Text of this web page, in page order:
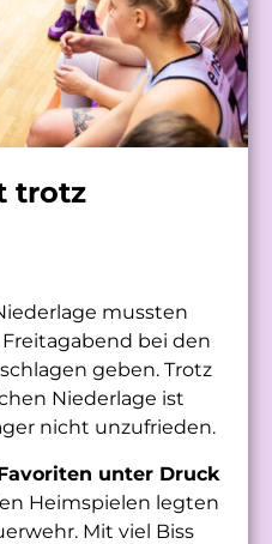
trotz
mussten
bei den
geben. Trotz
Niederlage ist
nicht unzufrieden.
unter Druck
Heimspielen legten
Mit viel Biss